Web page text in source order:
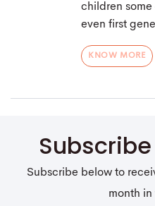
children
even first
KNOW MORE
Subscribe
Subscribe below to
month